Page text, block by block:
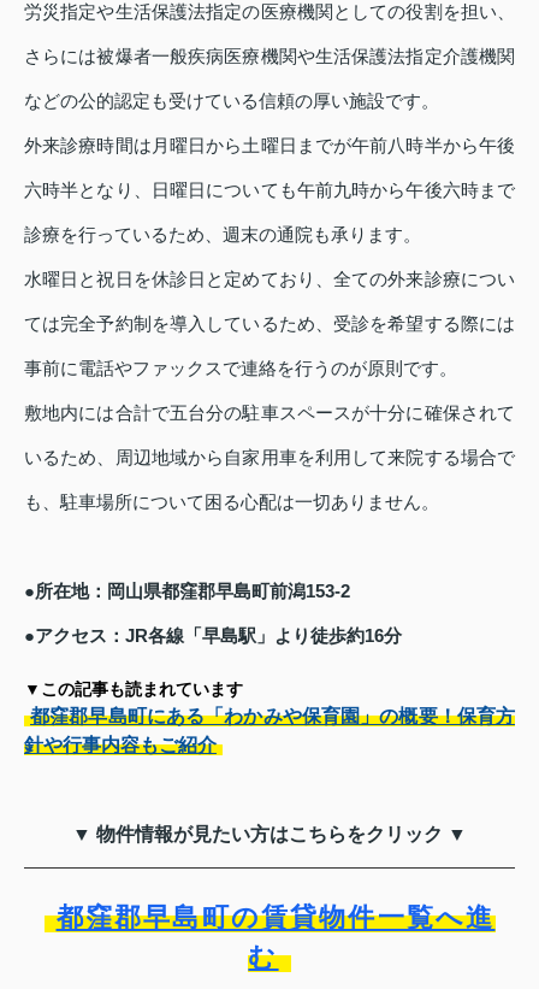
労災指定や生活保護法指定の医療機関としての役割を担い、
さらには被爆者一般疾病医療機関や生活保護法指定介護機関
などの公的認定も受けている信頼の厚い施設です。
外来診療時間は月曜日から土曜日までが午前八時半から午後
六時半となり、日曜日についても午前九時から午後六時まで
診療を行っているため、週末の通院も承ります。
水曜日と祝日を休診日と定めており、全ての外来診療につい
ては完全予約制を導入しているため、受診を希望する際には
事前に電話やファックスで連絡を行うのが原則です。
敷地内には合計で五台分の駐車スペースが十分に確保されて
いるため、周辺地域から自家用車を利用して来院する場合で
も、駐車場所について困る心配は一切ありません。
●所在地：岡山県都窪郡早島町前潟153-2
●アクセス：JR各線「早島駅」より徒歩約16分
▼この記事も読まれています
都窪郡早島町にある「わかみや保育園」の概要！保育方
針や行事内容もご紹介
▼ 物件情報が見たい方はこちらをクリック ▼
都窪郡早島町の賃貸物件一覧へ進
む